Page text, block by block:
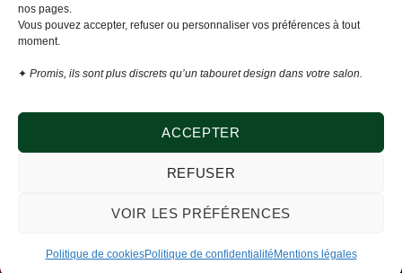
nos pages.
Vous pouvez accepter, refuser ou personnaliser vos préférences à tout
moment.
✦ Promis, ils sont plus discrets qu’un tabouret design dans votre salon.
ACCEPTER
REFUSER
VOIR LES PRÉFÉRENCES
Politique de cookiesPolitique de confidentialité Mentions légales
Mentions
légales
générales de
cookies